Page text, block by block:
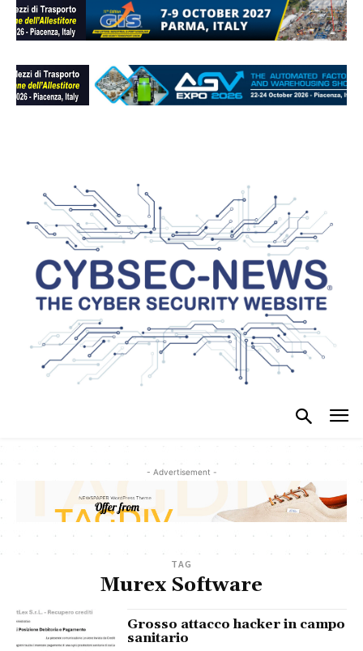
- Advertisement -
TAG
Murex Software
Grosso attacco hacker in campo
sanitario